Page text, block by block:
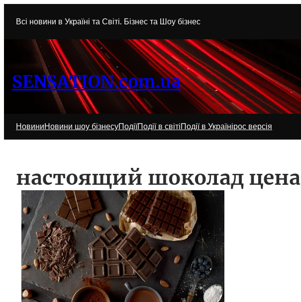
содержимому
Всі новини в Україні та Світі. Бізнес та Шоу бізнес
SENSATION.com.ua
НовиниНовини шоу бізнесуПодіїПодії в світіПодії в Українірос версія
настоящий шоколад цена